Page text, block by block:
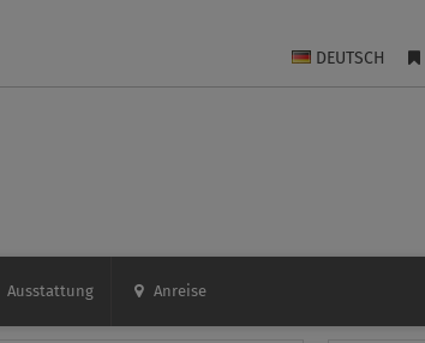
DEUTSCH
Ausstattung Anreise